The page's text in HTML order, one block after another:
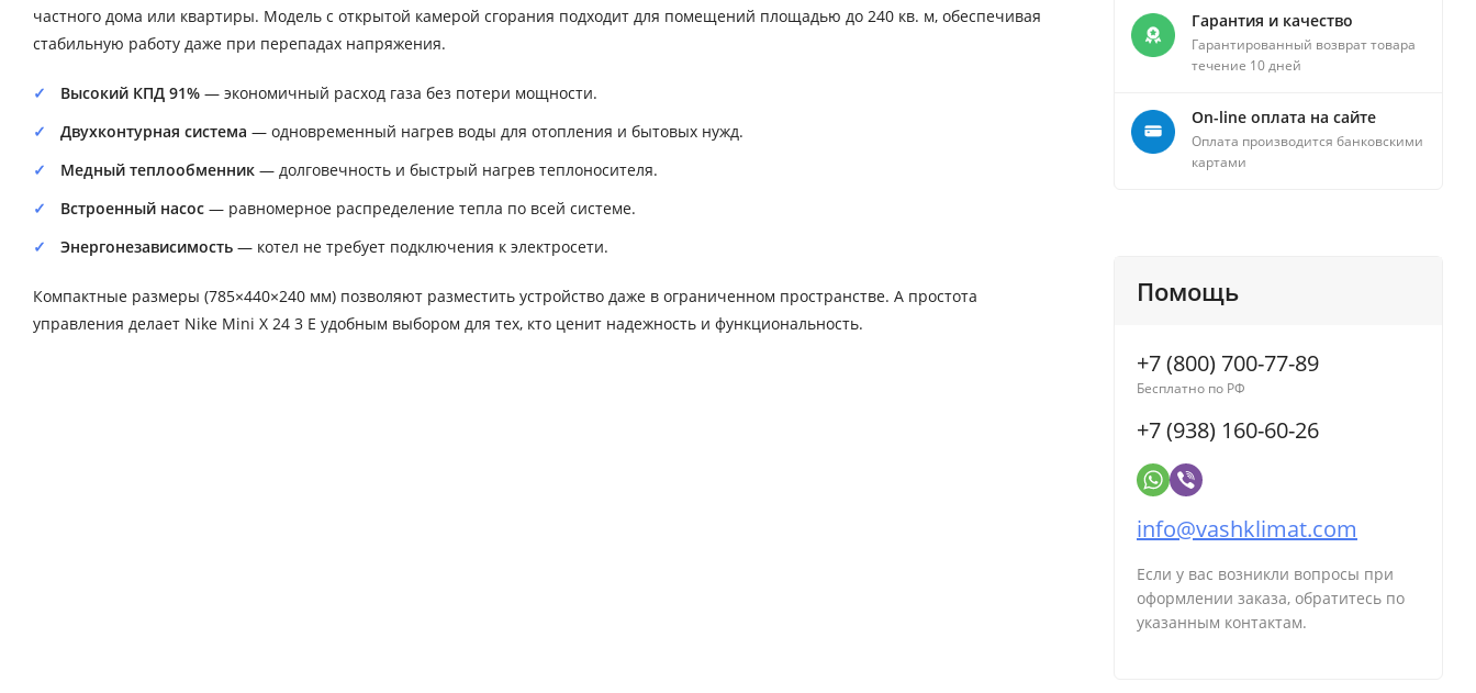
частного дома или квартиры. Модель с открытой камерой сгорания подходит для помещений площадью до 240 кв. м, обеспечивая
стабильную работу даже при перепадах напряжения.
Высокий КПД 91% — экономичный расход газа без потери мощности.
Двухконтурная система — одновременный нагрев воды для отопления и бытовых нужд.
Медный теплообменник — долговечность и быстрый нагрев теплоносителя.
Встроенный насос — равномерное распределение тепла по всей системе.
Энергонезависимость — котел не требует подключения к электросети.
Компактные размеры (785×440×240 мм) позволяют разместить устройство даже в ограниченном пространстве. А простота
управления делает Nike Mini X 24 3 E удобным выбором для тех, кто ценит надежность и функциональность.
Гарантия и качество
Гарантированный возврат товара
течение 10 дней
On-line оплата на сайте
Оплата производится банковскими
картами
Помощь
+7 (800) 700-77-89
Бесплатно по РФ
+7 (938) 160-60-26
info@vashklimat.com
Если у вас возникли вопросы при
оформлении заказа, обратитесь по
указанным контактам.